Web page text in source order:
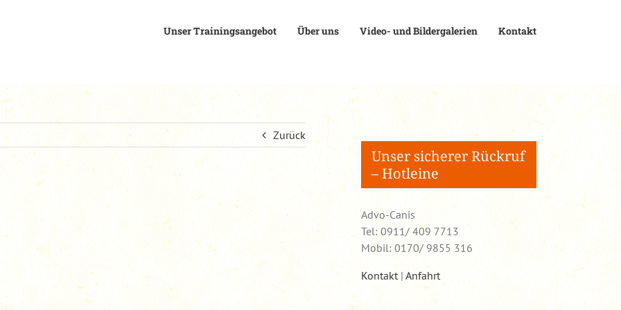
Unser Trainingsangebot Über uns Video- und Bildergalerien Kontakt
Zurück
Unser sicherer Rückruf
– Hotleine
Advo-Canis
Tel: 0911/ 409 7713
Mobil: 0170/ 9855 316
Kontakt| Anfahrt